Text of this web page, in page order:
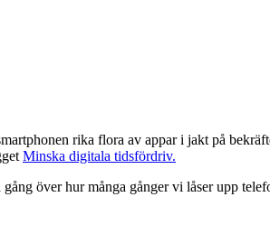
rika flora av appar i jakt på
Minska digitala tidsfördriv.
över hur många gånger vi låser upp